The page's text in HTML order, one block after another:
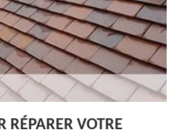
RÉPARER VOTRE